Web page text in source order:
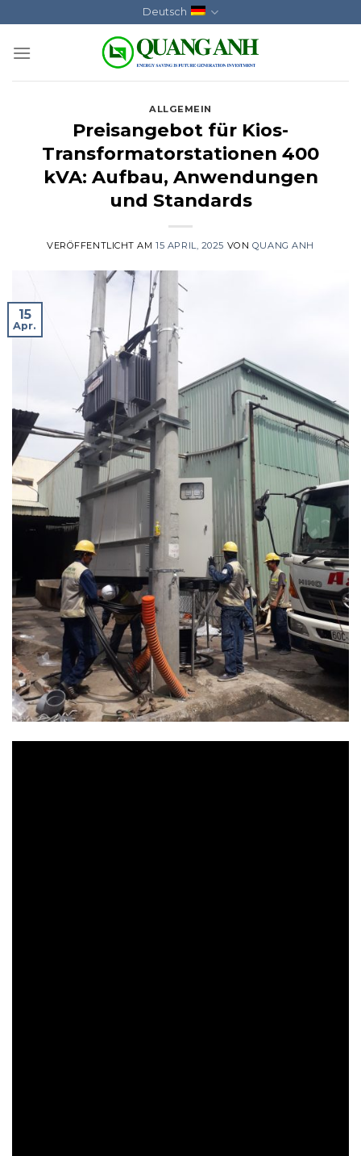
to
content
Deutsch
ALLGEMEIN
Preisangebot für Kios-
Transformatorstationen 400
kVA: Aufbau, Anwendungen
und Standards
VERÖFFENTLICHT AM15 APRIL, 2025 VON QUANG ANH
15
Apr.